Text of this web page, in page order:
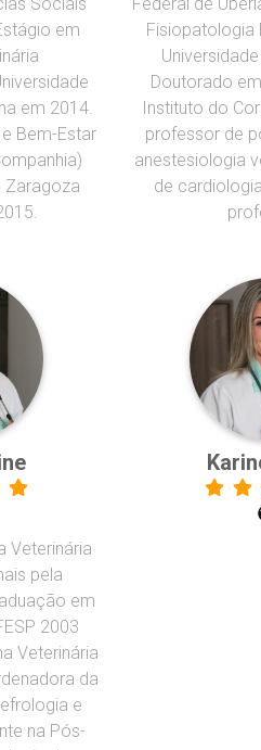
em
em 2014.
Bem-Estar
Zaragoza
Fisiopatologia
Doutorado
Instituto do
professor de
anestesiologia
de
Veterinária
pela
em
2003
Veterinária
da
e
na Pós-